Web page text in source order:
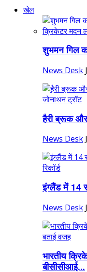
खेल
शुभमन गिल
News Desk
हैरी ब्रूक और
News Desk
इंग्लैंड में 14
News Desk
भारतीय
बीसीसीआई...